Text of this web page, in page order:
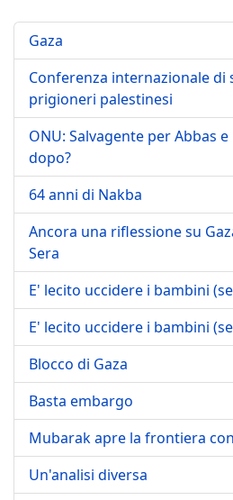
Gaza
Conferenza internazionale di
prigioneri palestinesi
ONU: Salvagente per Abbas
dopo?
64 anni di Nakba
Ancora una riflessione su
Sera
E' lecito uccidere i bambini
E' lecito uccidere i bambini
Blocco di Gaza
Basta embargo
Mubarak apre la frontiera
Un'analisi diversa